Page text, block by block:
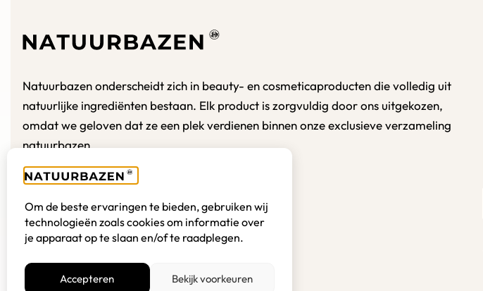
Om de beste ervaringen te bieden, gebruiken wij
technologieën zoals cookies om informatie over
je apparaat op te slaan en/of te raadplegen.
Accepteren Bekijk voorkeuren
Natuurbazen onderscheidt zich in beauty- en cosmeticaproducten die volledig uit
natuurlijke ingrediënten bestaan. Elk product is zorgvuldig door ons uitgekozen,
omdat we geloven dat ze een plek verdienen binnen onze exclusieve verzameling
natuurbazen.
T:0548 201 048